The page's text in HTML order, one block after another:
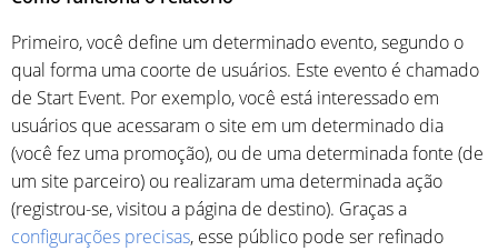
Primeiro, você define um determinado evento, segundo o
qual forma uma coorte de usuários. Este evento é chamado
de Start Event. Por exemplo, você está interessado em
usuários que acessaram o site em um determinado dia
(você fez uma promoção), ou de uma determinada fonte (de
um site parceiro) ou realizaram uma determinada ação
(registrou-se, visitou a página de destino). Graças a
configurações precisas, esse público pode ser refinado